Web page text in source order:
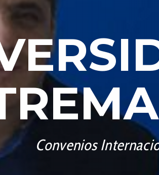
Convenios